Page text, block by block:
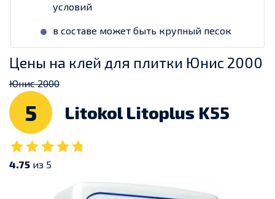
условий
в составе может быть крупный песок
Цены на клей для плитки Юнис 2000
Юнис 2000
5 Litokol Litoplus K55
4.75 из 5